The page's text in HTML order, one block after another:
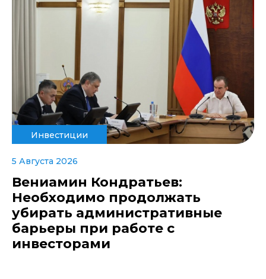
Инвестиции
5 Августа 2026
Вениамин Кондратьев:
Необходимо продолжать
убирать административные
барьеры при работе с
инвесторами